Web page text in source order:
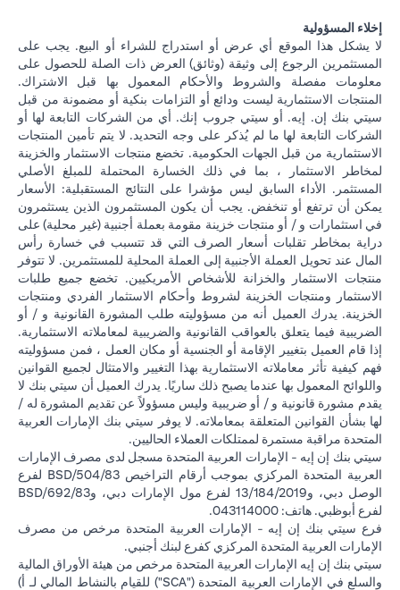
إخلاء المسؤولية
لا يشكل هذا الموقع أي عرض أو استدراج للشراء أو البيع. يجب على
المستثمرين الرجوع إلى وثيقة (وثائق) العرض ذات الصلة للحصول على
معلومات مفصلة والشروط والأحكام المعمول بها قبل الاشتراك.
المنتجات الاستثمارية ليست ودائع أو التزامات بنكية أو مضمونة من قبل
سيتي بنك إن. إيه. أو سيتي جروب إنك. أي من الشركات التابعة لها أو
الشركات التابعة لها ما لم يُذكر على وجه التحديد. لا يتم تأمين المنتجات
الاستثمارية من قبل الجهات الحكومية. تخضع منتجات الاستثمار والخزينة
لمخاطر الاستثمار ، بما في ذلك الخسارة المحتملة للمبلغ الأصلي
المستثمر. الأداء السابق ليس مؤشرا على النتائج المستقبلية: الأسعار
يمكن أن ترتفع أو تنخفض. يجب أن يكون المستثمرون الذين يستثمرون
في استثمارات و / أو منتجات خزينة مقومة بعملة أجنبية (غير محلية) على
دراية بمخاطر تقلبات أسعار الصرف التي قد تتسبب في خسارة رأس
المال عند تحويل العملة الأجنبية إلى العملة المحلية للمستثمرين. لا تتوفر
منتجات الاستثمار والخزانة للأشخاص الأمريكيين. تخضع جميع طلبات
الاستثمار ومنتجات الخزينة لشروط وأحكام الاستثمار الفردي ومنتجات
الخزينة. يدرك العميل أنه من مسؤوليته طلب المشورة القانونية و / أو
الضريبية فيما يتعلق بالعواقب القانونية والضريبية لمعاملاته الاستثمارية.
إذا قام العميل بتغيير الإقامة أو الجنسية أو مكان العمل ، فمن مسؤوليته
فهم كيفية تأثر معاملاته الاستثمارية بهذا التغيير والامتثال لجميع القوانين
واللوائح المعمول بها عندما يصبح ذلك ساريًا. يدرك العميل أن سيتي بنك لا
يقدم مشورة قانونية و / أو ضريبية وليس مسؤولاً عن تقديم المشورة له /
لها بشأن القوانين المتعلقة بمعاملاته. لا يوفر سيتي بنك الإمارات العربية
المتحدة مراقبة مستمرة لممتلكات العملاء الحاليين.
سيتي بنك إن إيه - الإمارات العربية المتحدة مسجل لدى مصرف الإمارات
العربية المتحدة المركزي بموجب أرقام التراخيص BSD/504/83 لفرع
الوصل دبي، و13/184/2019 لفرع مول الإمارات دبي، وBSD/692/83
لفرع أبوظبي. هاتف: 043114000.
فرع سيتي بنك إن إيه - الإمارات العربية المتحدة مرخص من مصرف
الإمارات العربية المتحدة المركزي كفرع لبنك أجنبي.
سيتي بنك إن إيه الإمارات العربية المتحدة مرخص من هيئة الأوراق المالية
والسلع في الإمارات العربية المتحدة ("SCA") للقيام بالنشاط المالي لـ أ)